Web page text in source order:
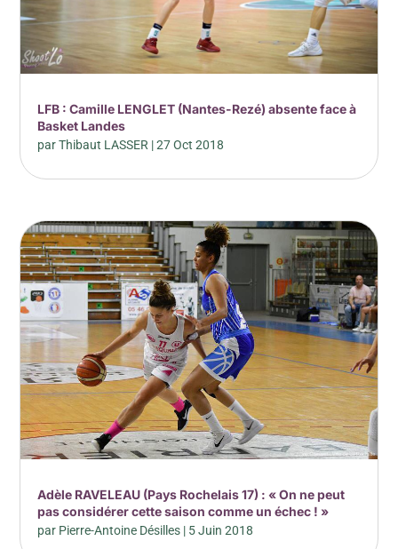
LFB : Camille LENGLET (Nantes-Rezé) absente face à
Basket Landes
parThibaut LASSER |27 Oct 2018
Adèle RAVELEAU (Pays Rochelais 17) : « On ne peut
pas considérer cette saison comme un échec ! »
par Pierre-Antoine Désilles | 5 Juin 2018